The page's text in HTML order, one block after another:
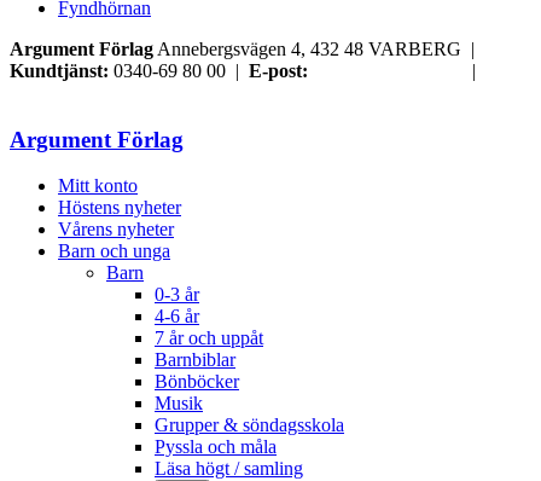
Fyndhörnan
Argument Förlag Annebergsvägen 4, 432 48 VARBERG |
Kundtjänst: 0340-69 80 00 | E-post:
|
Argument Förlag
Mitt konto
Höstens nyheter
Vårens nyheter
Barn och unga
Barn
0-3 år
4-6 år
7 år och uppåt
Barnbiblar
Bönböcker
Musik
Grupper & söndagsskola
Pyssla och måla
Läsa högt / samling